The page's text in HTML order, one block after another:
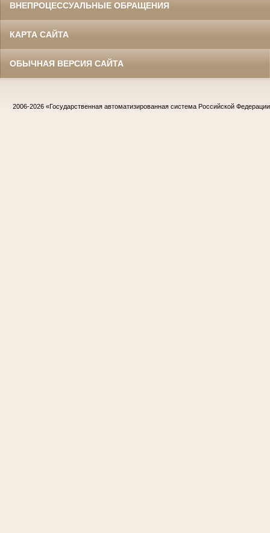
ВНЕПРОЦЕССУАЛЬНЫЕ ОБРАЩЕНИЯ
КАРТА САЙТА
ОБЫЧНАЯ ВЕРСИЯ САЙТА
2006-2026 «Государственная автоматизированная система Российской